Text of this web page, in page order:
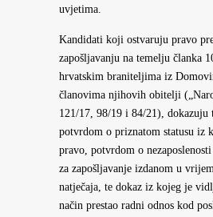
uvjetima.
Kandidati koji ostvaruju pravo
zapošljavanju na temelju članka
hrvatskim braniteljima iz
članovima njihovih obitelji
121/17, 98/19 i 84/21), dokazuju
potvrdom o priznatom statusu iz
pravo, potvrdom o
za zapošljavanje izdanom u
natječaja, te dokaz iz kojeg je
način prestao radni odnos kod